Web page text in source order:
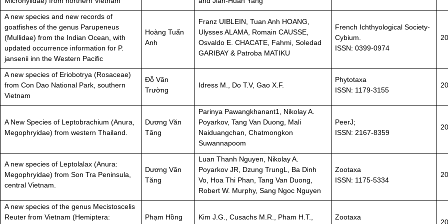
A new species and new records of
goatfishes of the genus Parupeneus
(Mullidae) from the Indian Ocean, with
updated occurrence information for P.
jansenii inn the Western Pacific
Hoàng Tuấn
Anh
Franz UIBLEIN, Tuan Anh HOANG,
Ulysses ALAMA, Romain CAUSSE,
Osvaldo E. CHACATE, Fahmi, Soledad
GARIBAY & Patroba MATIKU
French Ichthyological Society-
Cybium.
ISSN: 0399-0974
A new species of Eriobotrya (Rosaceae)
from Con Dao National Park, southern
Vietnam
Đỗ Văn
Trường
Idress M., Do T.V, Gao X.F.
Phytotaxa
ISSN: 1179-3155
A New Species of Leptobrachium (Anura,
Megophryidae) from western Thailand.
Dương Văn
Tăng
Parinya Pawangkhanant1, Nikolay A.
Poyarkov, Tang Van Duong, Mali
Naiduangchan, Chatmongkon
Suwannapoom
PeerJ;
ISSN: 2167-8359
A new species of Leptolalax (Anura:
Megophryidae) from Son Tra Peninsula,
central Vietnam.
Dương Văn
Tăng
Luan Thanh Nguyen, Nikolay A.
Poyarkov JR, Dzung TrungL, Ba Dinh
Vo, Hoa Thi Phan, Tang Van Duong,
Robert W. Murphy, Sang Ngoc Nguyen
Zootaxa
ISSN: 1175-5334
A new species of the genus Mecistoscelis
Reuter from Vietnam (Hemiptera:
Phạm Hồng
Kim J.G., Cusachs M.R., Pham H.T.,
Zootaxa